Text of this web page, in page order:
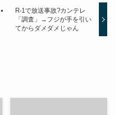
R-1で放送事故?カンテレ
「調査」→フジが手を引い
てからダメダメじゃん